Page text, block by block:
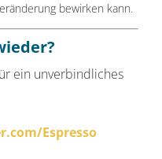
bewirken kann.
ein unverbindliches
Espresso